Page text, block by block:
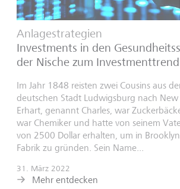
Anlagestrategien
Investments in den
der Nische zum Investmenttrend
Im Jahr 1848 reisten zwei Cousins aus
deutschen Stadt Ludwigsburg nach New
Erhart, genannt Charles, war
war Chemiker und hatte von seinem
von 2500 Dollar erhalten, um in
Fabrik zu gründen. Sein Name...
31. März 2022
Mehr entdecken